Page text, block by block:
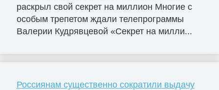
раскрыл свой секрет на миллион Многие с
особым трепетом ждали телепрограммы
Валерии Кудрявцевой «Секрет на милли...
Россиянам существенно сократили выдачу